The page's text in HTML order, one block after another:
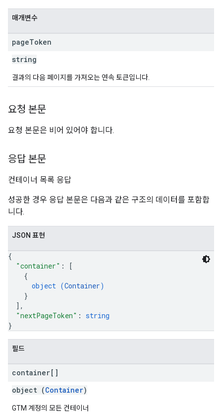
매개변수
pageToken
string
결과의 다음 페이지를 가져오는 연속 토큰입니다.
요청 본문
요청 본문은 비어 있어야 합니다.
응답 본문
컨테이너 목록 응답
성공한 경우 응답 본문은 다음과 같은 구조의 데이터를 포함합
니다.
JSON 표현
{
"container" :
[
{
object (Container)
}
] ,
"nextPageToken" : string
}
필드
container[]
object (Container)
GTM 계정의 모든 컨테이너